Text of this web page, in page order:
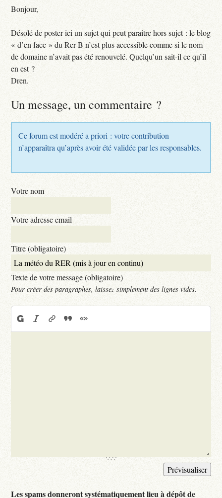
Bonjour,
Désolé de poster ici un sujet qui peut paraitre hors sujet : le blog
« d’en face » du Rer B n’est plus accessible comme si le nom
de domaine n’avait pas été renouvelé. Quelqu’un sait-il ce qu’il
en est ?
Dren.
Un message, un commentaire ?
Ce forum est modéré a priori : votre contribution
n’apparaîtra qu’après avoir été validée par les responsables.
Votre nom
Votre adresse email
Titre (obligatoire)
Texte de votre message (obligatoire)
Pour créer des paragraphes, laissez simplement des lignes vides.
Les spams donneront systématiquement lieu à dépôt de